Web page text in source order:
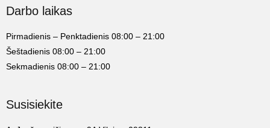
Darbo laikas
Pirmadienis – Penktadienis 08:00 – 21:00
Šeštadienis 08:00 – 21:00
Sekmadienis 08:00 – 21:00
Susisiekite